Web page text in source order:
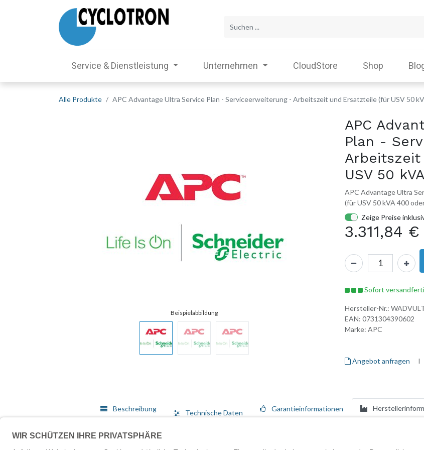
Service & Dienstleistung Unternehmen CloudStore Shop
Alle Produkte APC Advantage Ultra Service Plan - Serviceerweiterung - Arbeitszeit und Ersatzteile (für USV 50
APC
Plan -
USV 50
APC Advantage Ultra
(für USV 50 kVA 400
Zeige Preise
3.311,84 €
Sofort
Hersteller-Nr.:
EAN: 0731304390602
Marke: APC
Angebot anfragen
Beschreibung Technische Daten Garantieinformationen
Umfassendes Servicepaket, das sich individuell an Ihre Bedürfnisse anpassen lässt, um Ihre Lösung effizient zu